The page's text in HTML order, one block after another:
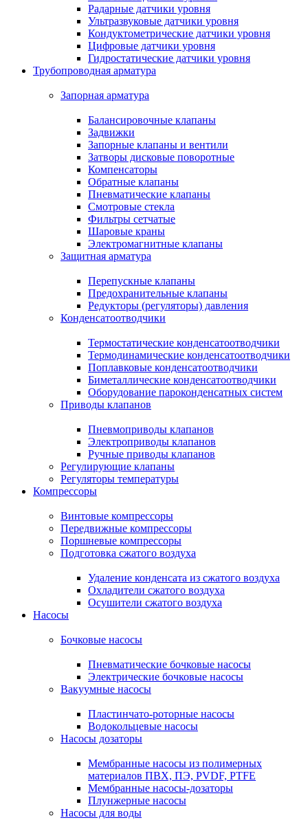
Радарные датчики уровня
Ультразвуковые датчики уровня
Кондуктометрические датчики уровня
Цифровые датчики уровня
Гидростатические датчики уровня
Трубопроводная арматура
Запорная арматура
Балансировочные клапаны
Задвижки
Запорные клапаны и вентили
Затворы дисковые поворотные
Компенсаторы
Обратные клапаны
Пневматические клапаны
Смотровые стекла
Фильтры сетчатые
Шаровые краны
Электромагнитные клапаны
Защитная арматура
Перепускные клапаны
Предохранительные клапаны
Редукторы (регуляторы) давления
Конденсатоотводчики
Термостатические конденсатоотводчики
Термодинамические конденсатоотводчики
Поплавковые конденсатоотводчики
Биметаллические конденсатоотводчики
Оборудование пароконденсатных систем
Приводы клапанов
Пневмоприводы клапанов
Электроприводы клапанов
Ручные приводы клапанов
Регулирующие клапаны
Регуляторы температуры
Компрессоры
Винтовые компрессоры
Передвижные компрессоры
Поршневые компрессоры
Подготовка сжатого воздуха
Удаление конденсата из сжатого воздуха
Охладители сжатого воздуха
Осушители сжатого воздуха
Насосы
Бочковые насосы
Пневматические бочковые насосы
Электрические бочковые насосы
Вакуумные насосы
Пластинчато-роторные насосы
Водокольцевые насосы
Насосы дозаторы
Мембранные насосы из полимерных
материалов ПВХ, ПЭ, PVDF, PTFE
Мембранные насосы-дозаторы
Плунжерные насосы
Насосы для воды